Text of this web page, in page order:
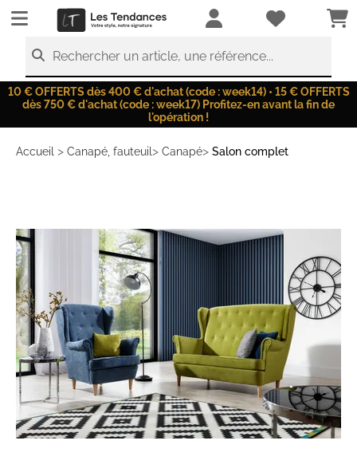
LesTendances.fr
Rechercher un article, une référence...
10 € OFFERTS dès 400 € d'achat (code : week14) • 15 € OFFERTS
dès 750 € d'achat (code : week17) Profitez-en avant la fin de
l'opération !
Accueil > Canapé, fauteuil > Canapé> Salon complet